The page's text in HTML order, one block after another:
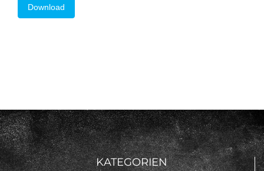
Download
KATEGORIEN